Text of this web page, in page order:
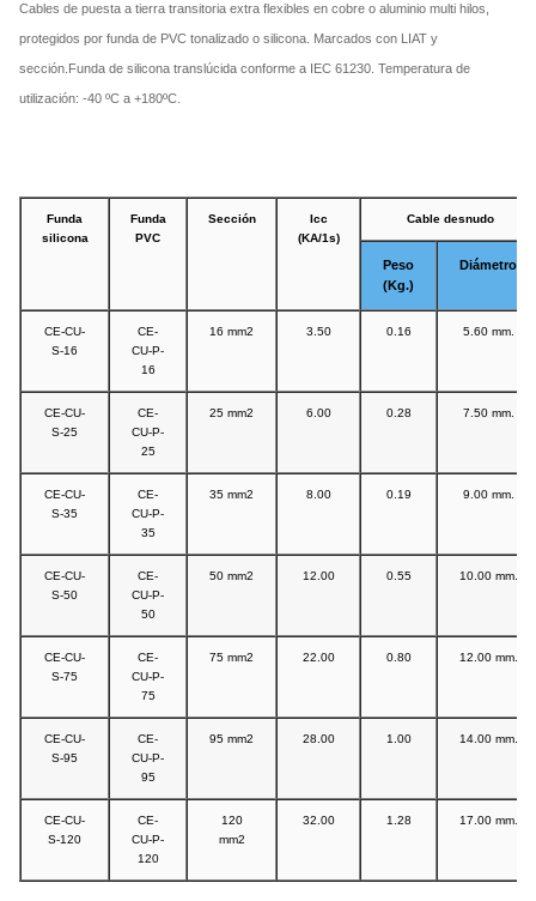
Cables de puesta a tierra transitoria extra flexibles en cobre o aluminio multi hilos,
protegidos por funda de PVC tonalizado o silicona. Marcados con LIAT y
sección.Funda de silicona translúcida conforme a IEC 61230. Temperatura de
utilización: -40 ºC a +180ºC.
Funda
silicona
Funda
PVC
Sección
Icc
(KA/1s)
Cable desnudo
Peso
(Kg.)
Diámetro
CE-CU-
S-16
CE-
CU-P-
16
16 mm2 3.50 0.16 5.60 mm.
CE-CU-
S-25
CE-
CU-P-
25
25 mm2 6.00 0.28 7.50 mm.
CE-CU-
S-35
CE-
CU-P-
35
35 mm2 8.00 0.19 9.00 mm.
CE-CU-
S-50
CE-
CU-P-
50
50 mm2 12.00 0.55 10.00 mm.
CE-CU-
S-75
CE-
CU-P-
75
75 mm2 22.00 0.80 12.00 mm.
CE-CU-
S-95
CE-
CU-P-
95
95 mm2 28.00 1.00 14.00 mm.
CE-CU-
S-120
CE-
CU-P-
120
120
mm2
32.00 1.28 17.00 mm.